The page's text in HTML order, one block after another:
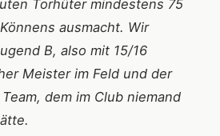
Torhüter mindestens 75
ausmacht. Wir
B, also mit 15/16
Meister im Feld und der
dem im Club niemand